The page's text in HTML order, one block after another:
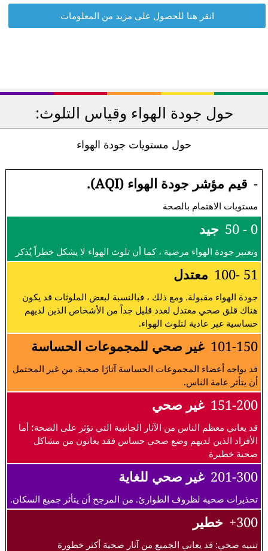
انقر هنا للحصول على مزيد من المعلومات
حول جودة الهواء وقياس التلوث:
حول مستويات جودة الهواء
- قيم مؤشر جودة الهواء (AQI).
مستويات الاهتمام بالصحة
0 - 50 جيد
وتعتبر جودة الهواء مرضية ، كما أن تلوث الهواء لا يشكل خطراً يُذكر
51 -100 معتدل
جودة الهواء مقبولة. ومع ذلك ، فبالنسبة لبعض الملوثات قد يكون
هناك قلق صحي معتدل لعدد قليل جداً من الأشخاص الذين لديهم
حساسية غير عادية لتلوث الهواء.
101-150 غير صحي للمجموعات الحساسة
قد يواجه أعضاء المجموعات الحساسة آثارًا صحية. من غير المحتمل
أن يتأثر عامة الناس.
151-200 غير صحي
قد يعاني معظم الناس من الآثار الجانبية التي تؤثر على الصحة؛ أما
الأفراد الذين لديهم وضع صحي حساس فقد يعانون من مشاكل
صحية خطيرة
201-300 غير صحي للغاية
تحذيرات صحية لظروف الطوارئ. من المرجح أن يتأثر جميع السكان.
300+ خطير
تنبيه صحي: قد يعاني الجميع من آثار صحية أكثر خطورة